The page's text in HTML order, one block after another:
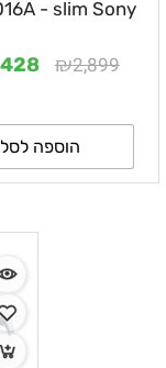
- slim Sony
₪2,899
הוספה לסל